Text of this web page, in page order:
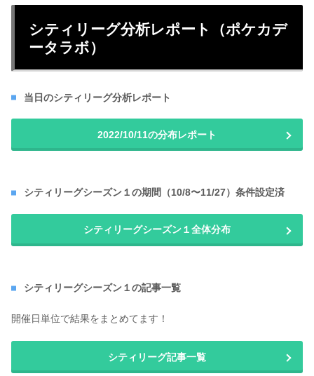
シティリーグ分析レポート（ポケカデ
ータラボ）
当日のシティリーグ分析レポート
2022/10/11の分布レポート
シティリーグシーズン１の期間（10/8〜11/27）条件設定済
シティリーグシーズン１全体分布
シティリーグシーズン１の記事一覧
開催日単位で結果をまとめてます！
シティリーグ記事一覧